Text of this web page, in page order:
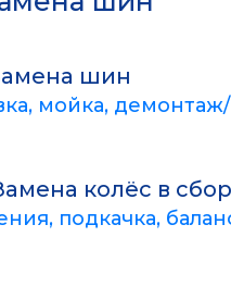
шин
мойка,
колёс в
подкачка,